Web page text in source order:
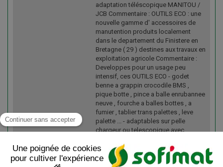
adaptation téléscopique MANITOU /
JCB Commentaire : OUTILS ECO : une
nouvelle gamme d' accessoires de
manutention produits localement
dans le departement du Finistere en
Bretagne ( 29 ) destines aux travaux en
exploitation agricole Commentaire :
Developpes pour un usage peu
intensif, ces OUTILS ECO - godet
benne a grappin crocodile BMS ,
pique botte , pince a balle enrubannee
neuve , fourche a balles bottes , a
fumier , tablier trans palettes , leve
palette ... - adaptables sur pelle
chargeur ou telescopique avec
MANITOU et JCB vous sont proposes
a tarifs tres competitifs Possibilite de